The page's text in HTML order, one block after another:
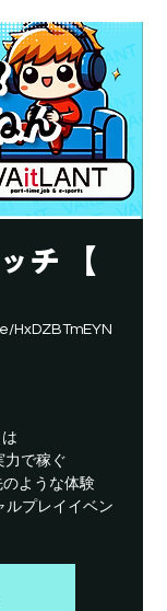
チ 【
HxDZBTmEYN
力で稼ぐ
ような体験
ルプレイイベン